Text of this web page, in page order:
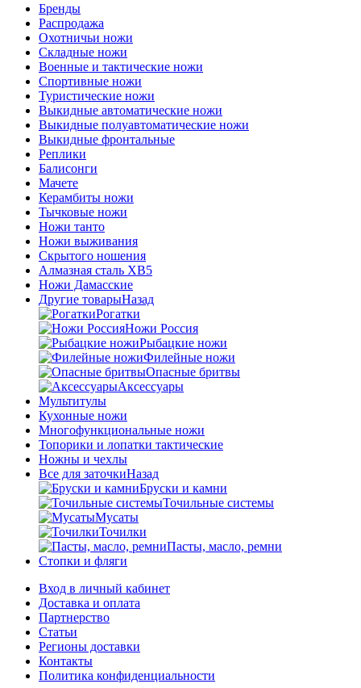
Бренды
Распродажа
Охотничьи ножи
Складные ножи
Военные и тактические ножи
Спортивные ножи
Туристические ножи
Выкидные автоматические ножи
Выкидные полуавтоматические ножи
Выкидные фронтальные
Реплики
Балисонги
Мачете
Керамбиты ножи
Тычковые ножи
Ножи танто
Ножи выживания
Скрытого ношения
Алмазная сталь ХВ5
Ножи Дамасские
Другие товарыНазад
Рогатки
Ножи Россия
Рыбацкие ножи
Филейные ножи
Опасные бритвы
Аксессуары
Мультитулы
Кухонные ножи
Многофункциональные ножи
Топорики и лопатки тактические
Ножны и чехлы
Все для заточкиНазад
Бруски и камни
Точильные системы
Мусаты
Точилки
Пасты, масло, ремни
Стопки и фляги
Вход в личный кабинет
Доставка и оплата
Партнерство
Статьи
Регионы доставки
Контакты
Политика конфиденциальности